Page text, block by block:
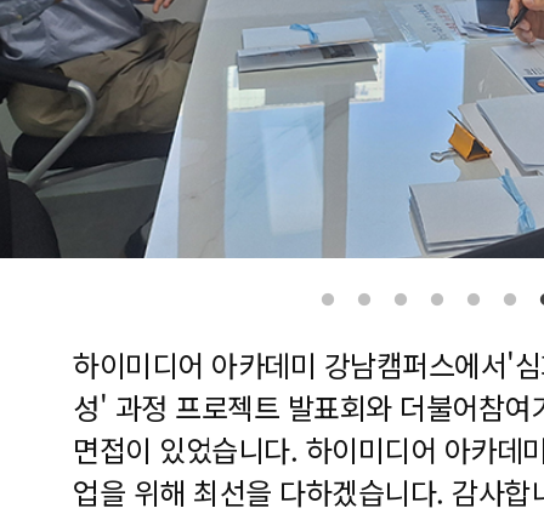
하이미디어 아카데미 강남캠퍼스에서'
성' 과정 프로젝트 발표회와 더불어참여
면접이 있었습니다. 하이미디어 아카데
업을 위해 최선을 다하겠습니다. 감사합